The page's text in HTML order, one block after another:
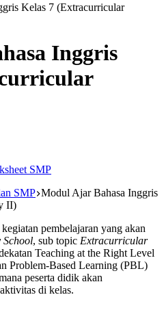
Inggris
SMP
SMP Modul Ajar Bahasa Inggris
II)
pembelajaran yang akan
School, sub topic Extracurricular
Teaching at the Right Level
Problem-Based Learning (PBL)
peserta didik akan
di kelas.